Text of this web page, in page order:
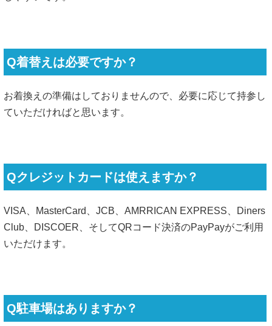
Q着替えは必要ですか？
お着換えの準備はしておりませんので、必要に応じて持参し
ていただければと思います。
Qクレジットカードは使えますか？
VISA、MasterCard、JCB、AMRRICAN EXPRESS、Diners
Club、DISCOER、そしてQRコード決済のPayPayがご利用
いただけます。
Q駐車場はありますか？